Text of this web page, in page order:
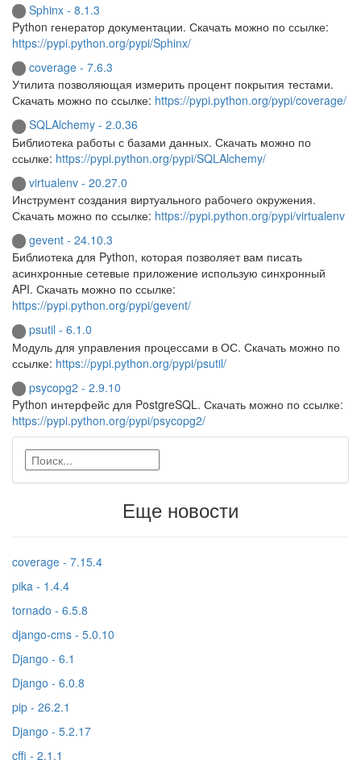
Sphinx - 8.1.3
Python генератор документации. Скачать можно по ссылке:
https://pypi.python.org/pypi/Sphinx/
coverage - 7.6.3
Утилита позволяющая измерить процент покрытия тестами.
Скачать можно по ссылке: https://pypi.python.org/pypi/coverage/
SQLAlchemy - 2.0.36
Библиотека работы с базами данных. Скачать можно по
ссылке: https://pypi.python.org/pypi/SQLAlchemy/
virtualenv - 20.27.0
Инструмент создания виртуального рабочего окружения.
Скачать можно по ссылке: https://pypi.python.org/pypi/virtualenv
gevent - 24.10.3
Библиотека для Python, которая позволяет вам писать
асинхронные сетевые приложение использую синхронный
API. Скачать можно по ссылке:
https://pypi.python.org/pypi/gevent/
psutil - 6.1.0
Модуль для управления процессами в ОС. Скачать можно по
ссылке: https://pypi.python.org/pypi/psutil/
psycopg2 - 2.9.10
Python интерфейс для PostgreSQL. Скачать можно по ссылке:
https://pypi.python.org/pypi/psycopg2/
Еще новости
coverage - 7.15.4
pika - 1.4.4
tornado - 6.5.8
django-cms - 5.0.10
Django - 6.1
Django - 6.0.8
pip - 26.2.1
Django - 5.2.17
cffi - 2.1.1